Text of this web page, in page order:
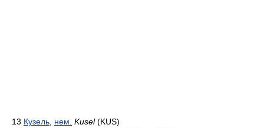
13 Кузель нем. Kusel(KUS)